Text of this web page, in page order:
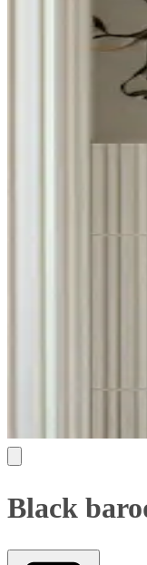
Black